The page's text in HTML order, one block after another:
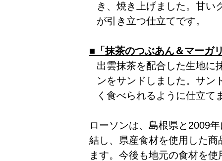
き、焼き上げました。甘い
が引き立つ仕立てです。
■「抹茶のつぶあん＆マーガ
出雲抹茶を配合した生地に
ンをサンドしました。サン
く食べられるように仕立て
ローソンは、島根県と2009
結し、県産食材を使用した
ます。今後も地元の食材を